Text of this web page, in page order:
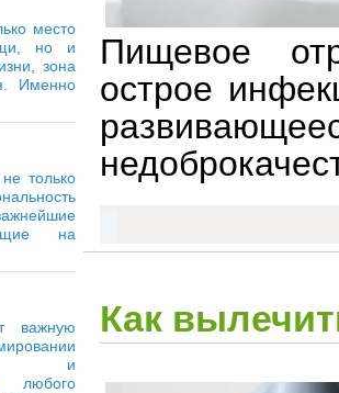
место
но и
зона
Именно
только
на
важную
и
любого
Пищевое
острое
Как